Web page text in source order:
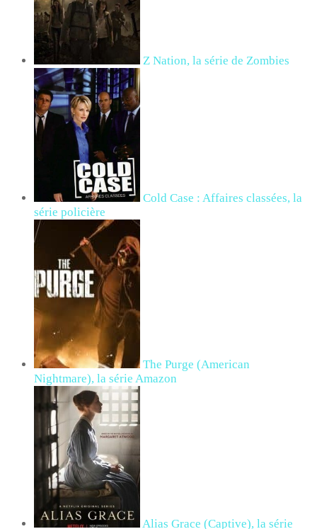
Z Nation, la série de Zombies
Cold Case : Affaires classées, la
série policière
The Purge (American
Nightmare), la série Amazon
Alias Grace (Captive), la série